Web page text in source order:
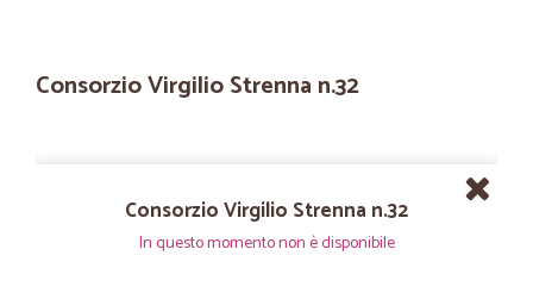
Consorzio Virgilio Strenna n.32
Consorzio Virgilio Strenna n.32
In questo momento non è disponibile